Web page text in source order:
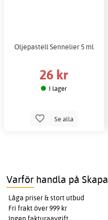
Oljepastell Sennelier 5 ml
26 kr
I lager
Se alla
Varför handla på
Låga priser & stort utbud
Fri frakt över 999 kr